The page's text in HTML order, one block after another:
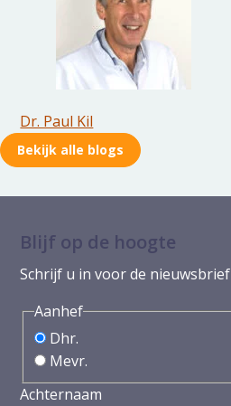
Dr. Paul Kil
Bekijk alle blogs
Blijf op de hoogte
Schrijf u in voor de nieuwsbrief
Aanhef
Dhr.
Mevr.
Achternaam